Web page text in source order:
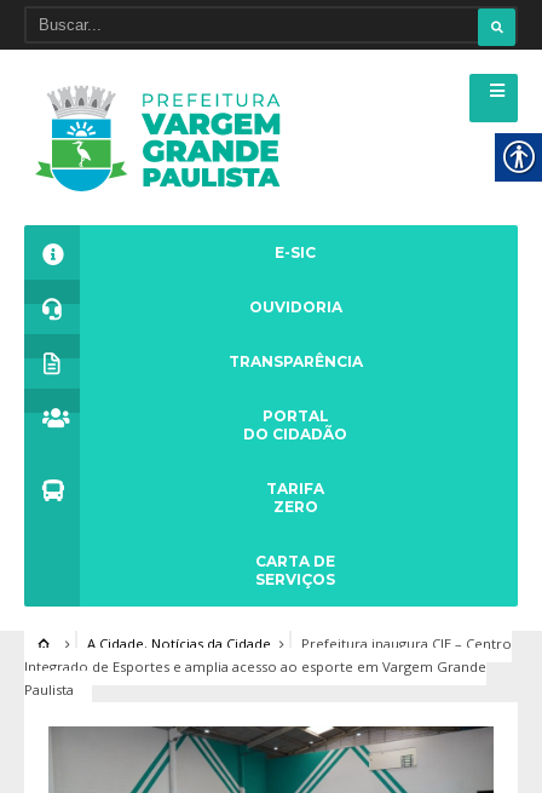
E-SIC
OUVIDORIA
TRANSPARÊNCIA
PORTAL
DO CIDADÃO
TARIFA
ZERO
CARTA DE
SERVIÇOS
A Cidade, Notícias da Cidade
Prefeitura inaugura CIE – Centro
Integrado de Esportes e amplia acesso ao esporte em Vargem Grande
Paulista